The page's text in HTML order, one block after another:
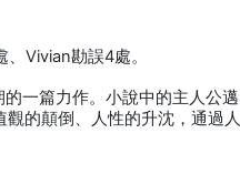
Vivian勘誤4處。
一篇力作。小說中的主人公邁
的顛倒、人性的升沈，通過人